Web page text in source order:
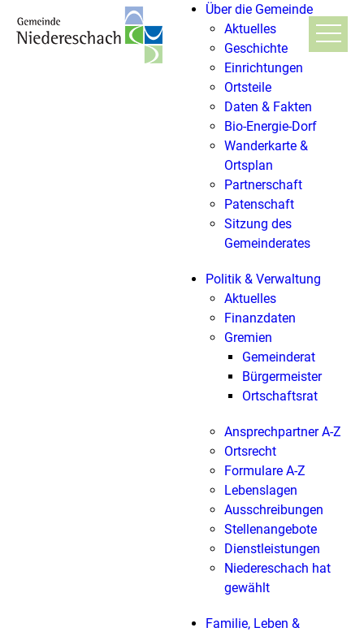
Über die Gemeinde
Aktuelles
Geschichte
Einrichtungen
Ortsteile
Daten & Fakten
Bio-Energie-Dorf
Wanderkarte &
Ortsplan
Partnerschaft
Patenschaft
Sitzung des
Gemeinderates
Politik & Verwaltung
Aktuelles
Finanzdaten
Gremien
Gemeinderat
Bürgermeister
Ortschaftsrat
Ansprechpartner A-Z
Ortsrecht
Formulare A-Z
Lebenslagen
Ausschreibungen
Stellenangebote
Dienstleistungen
Niedereschach hat
gewählt
Familie, Leben &